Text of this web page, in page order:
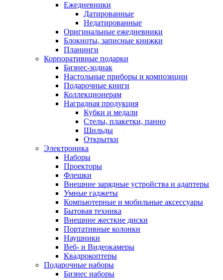
Ежедневники
Датированные
Недатированные
Оригинальные ежедневники
Блокноты, записные книжки
Планинги
Корпоративные подарки
Бизнес-зодиак
Настольные приборы и композиции
Подарочные книги
Коллекционерам
Наградная продукция
Кубки и медали
Стелы, плакетки, панно
Шильды
Открытки
Электроника
Наборы
Проекторы
Флешки
Внешние зарядные устройства и адаптеры
Умные гаджеты
Компьютерные и мобильные аксессуары
Бытовая техника
Внешние жесткие диски
Портативные колонки
Наушники
Веб- и Видеокамеры
Квадрокоптеры
Подарочные наборы
Бизнес наборы